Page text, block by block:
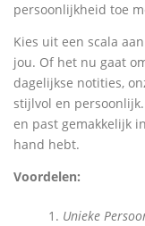
persoonlijkheid toe
Kies uit een scala
jou. Of het nu gaat
dagelijkse notities,
stijlvol en
en past gemakkelijk
hand hebt.
Voordelen:
Unieke